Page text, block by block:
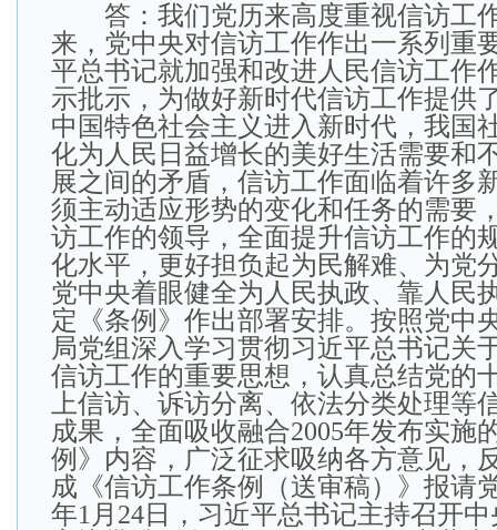
答：我们党历来高度重视信访工
来，党中央对信访工作作出一系列重
平总书记就加强和改进人民信访工作
示批示，为做好新时代信访工作提供
中国特色社会主义进入新时代，我国
化为人民日益增长的美好生活需要和
展之间的矛盾，信访工作面临着许多
须主动适应形势的变化和任务的需要
访工作的领导，全面提升信访工作的
化水平，更好担负起为民解难、为党
党中央着眼健全为人民执政、靠人民
定《条例》作出部署安排。按照党中
局党组深入学习贯彻习近平总书记关
信访工作的重要思想，认真总结党的
上信访、诉访分离、依法分类处理等
成果，全面吸收融合2005年发布实施
例》内容，广泛征求吸纳各方意见，
成《信访工作条例（送审稿）》报请
年1月24日，习近平总书记主持召开